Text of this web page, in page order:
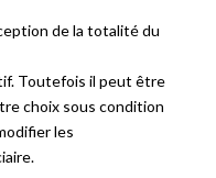
de la totalité du
Toutefois il peut être
choix sous condition
les